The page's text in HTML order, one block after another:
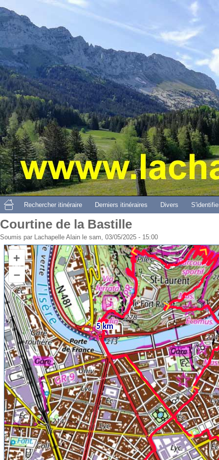
Aller
Courtine de la Bastille
Soumis par Lachapelle Alain le sam, 03/05/2025 - 15:00
Rechercher itinéraire Derniers itinéraires Divers